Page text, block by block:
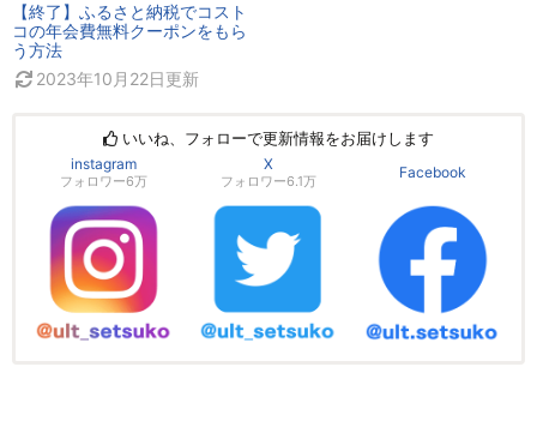
【終了】ふるさと納税でコスト
コの年会費無料クーポンをもら
う方法
2023年10月22日更新
いいね、フォローで更新情報をお届けします
instagram
フォロワー6万
X
フォロワー6.1万
Facebook